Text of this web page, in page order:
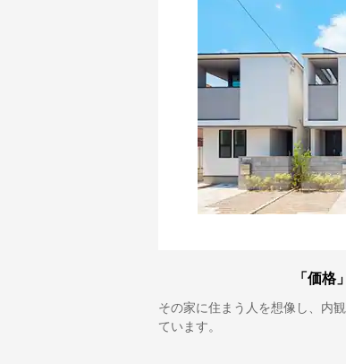
「価格
その家に住まう人を想像し、内
ています。